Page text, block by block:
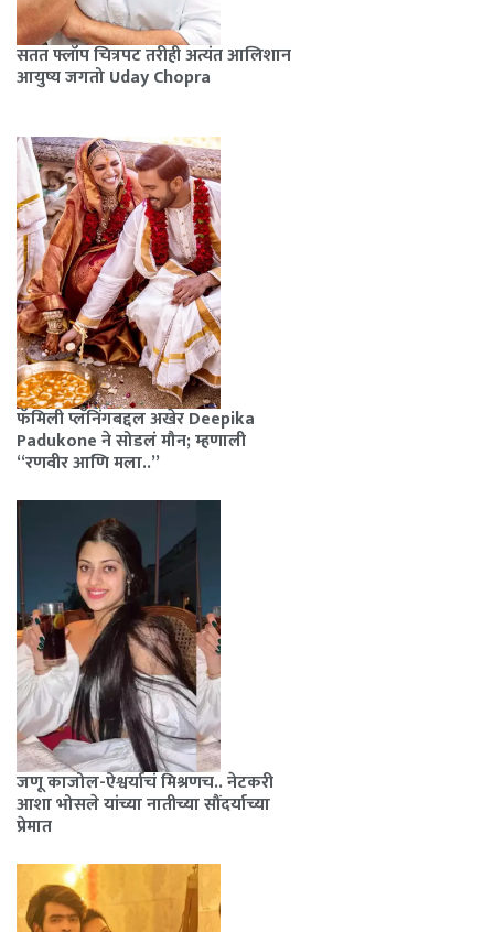
सतत फ्लॉप चित्रपट तरीही अत्यंत आलिशान
आयुष्य जगतो Uday Chopra
फॅमिली प्लॅनिंगबद्दल अखेर Deepika
Padukone ने सोडलं मौन; म्हणाली
“रणवीर आणि मला..”
जणू काजोल-ऐश्वर्याचं मिश्रणच.. नेटकरी
आशा भोसले यांच्या नातीच्या सौंदर्याच्या
प्रेमात